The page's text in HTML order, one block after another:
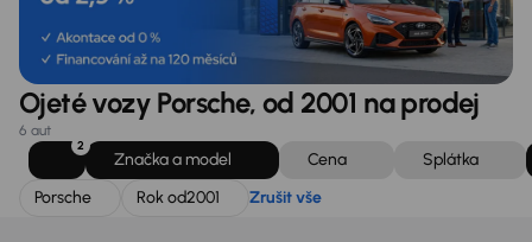
Ojeté vozy Porsche, od 2001 na prodej
6 aut
2
Značka a model Cena
Splátka
Porsche
Rok od2001 Zrušit vše